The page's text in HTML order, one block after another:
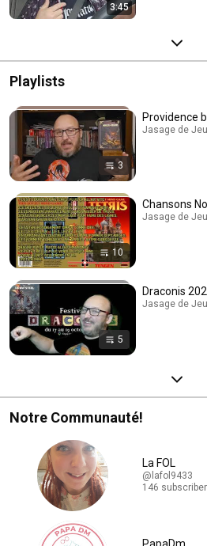
3:45
Playlists
3
Providence
Jasage de
10
Chansons
Jasage de
5
Draconis
Jasage de
Notre Communauté!
La FOL
@lafol9433
146